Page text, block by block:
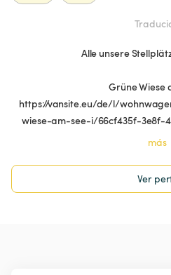
Alle unsere
Grüne Wiese
https://vansite.eu/de/l/
wiese-am-see-i/66cf435f-3e8f-
más
Ver